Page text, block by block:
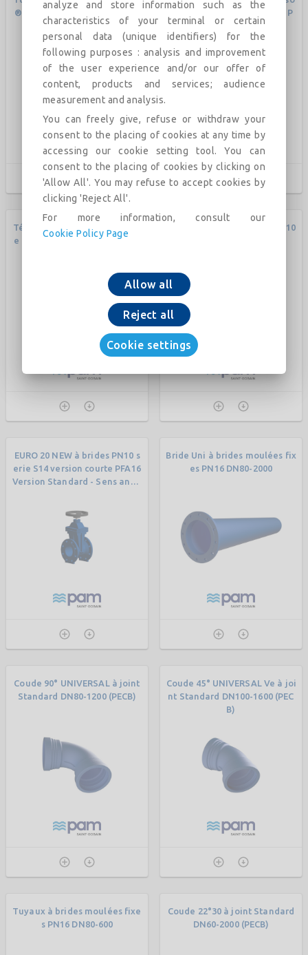
® avec joint UNIVERSAL STD
Vi DN80-700
udées (collerette centrale) P
N10 DN60-600
Tés 2EB à joint Standard (brid
e orientable ) PN16 DN60-200
Coude 90° à brides fixes PN10
EURO 20 NEW à brides PN10 s
erie S14 version courte PFA16
Version Standard - Sens antih
Bride Uni à brides moulées fix
es PN16 DN80-2000
Coude 90° UNIVERSAL à joint
Standard DN80-1200 (PECB)
Coude 45° UNIVERSAL Ve à joi
nt Standard DN100-1600 (PEC
B)
Tuyaux à brides moulées fixe
s PN16 DN80-600
Coude 22°30 à joint Standard
DN60-2000 (PECB)
analyze and store information such as the
characteristics of your terminal or certain
personal data (unique identifiers) for the
following purposes : analysis and improvement
of the user experience and/or our offer of
content, products and services; audience
measurement and analysis.
You can freely give, refuse or withdraw your
consent to the placing of cookies at any time by
accessing our cookie setting tool. You can
consent to the placing of cookies by clicking on
'Allow All'. You may refuse to accept cookies by
clicking 'Reject All'.
For more information, consult our
Cookie Policy Page
Allow all
Reject all
Cookie settings